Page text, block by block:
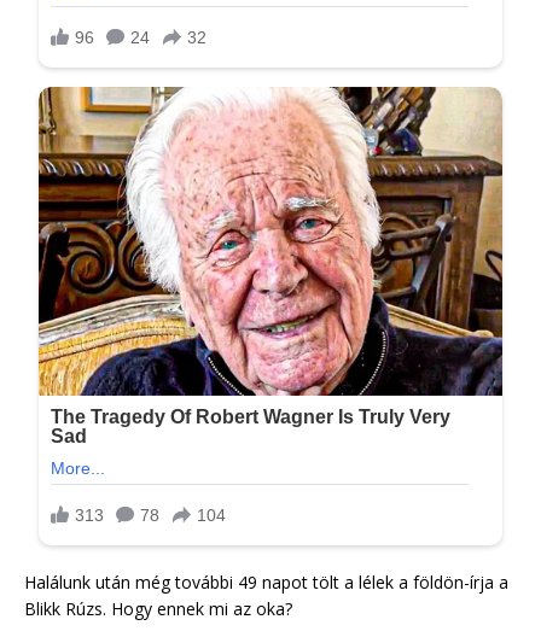
Halálunk után még további 49 napot tölt a lélek a földön-írja a
Blikk Rúzs. Hogy ennek mi az oka?